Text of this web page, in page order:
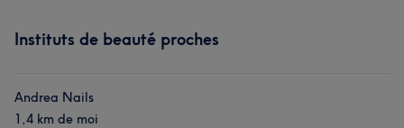
Instituts de beauté proches
Andrea Nails
1,4 km de moi